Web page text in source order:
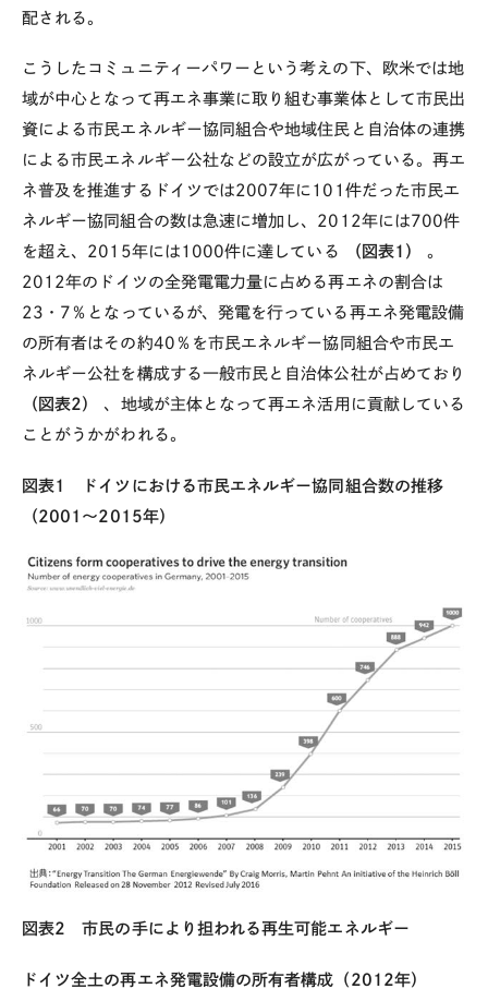
配される。
こうしたコミュニティーパワーという考えの下、欧米では地
域が中心となって再エネ事業に取り組む事業体として市民出
資による市民エネルギー協同組合や地域住民と自治体の連携
による市民エネルギー公社などの設立が広がっている。再エ
ネ普及を推進するドイツでは2007年に101件だった市民エ
ネルギー協同組合の数は急速に増加し、2012年には700件
を超え、2015年には1000件に達している
（図表1）。
2012年のドイツの全発電電力量に占める再エネの割合は
23・7％となっているが、発電を行っている再エネ発電設備
の所有者はその約40％を市民エネルギー協同組合や市民エ
ネルギー公社を構成する一般市民と自治体公社が占めており
（図表2） 、地域が主体となって再エネ活用に貢献している
ことがうかがわれる。
図表1 ドイツにおける市民エネルギー協同組合数の推移
（2001～2015年）
図表2 市民の手により担われる再生可能エネルギー
ドイツ全土の再エネ発電設備の所有者構成（2012年）